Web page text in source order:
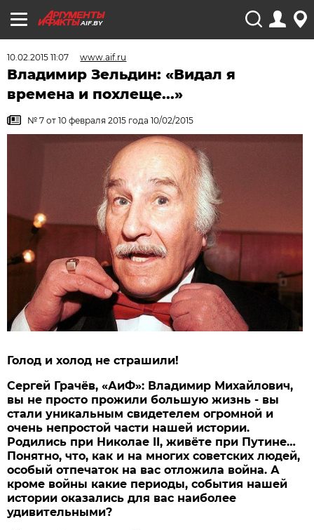
AIF.BY
10.02.2015 11:07 www.aif.ru
Владимир Зельдин: «Видал я
времена и похлеще...»
№ 7 от 10 февраля 2015 года 10/02/2015
Голод и холод не страшили!
Сергей Грачёв, «АиФ»: Владимир Михайлович,
вы не просто прожили большую жизнь - вы
стали уникальным свидетелем огромной и
очень непростой части нашей истории.
Родились при Николае II, живёте при Путине…
Понятно, что, как и на многих советских людей,
особый отпечаток на вас отложила война. А
кроме войны какие периоды, события нашей
истории оказались для вас наиболее
удивительными?